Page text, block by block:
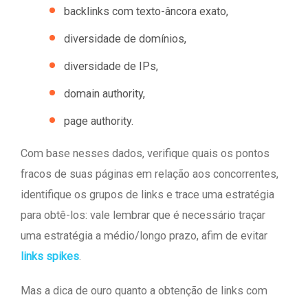
backlinks com texto-âncora exato,
diversidade de domínios,
diversidade de IPs,
domain authority,
page authority.
Com base nesses dados, verifique quais os pontos
fracos de suas páginas em relação aos concorrentes,
identifique os grupos de links e trace uma estratégia
para obtê-los: vale lembrar que é necessário traçar
uma estratégia a médio/longo prazo, afim de evitar
links spikes.
Mas a dica de ouro quanto a obtenção de links com